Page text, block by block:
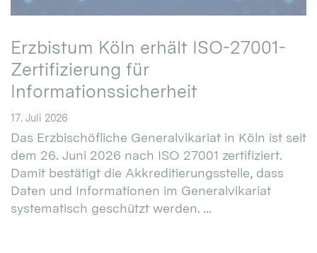
Erzbistum Köln erhält ISO-27001-
Zertifizierung für
Informationssicherheit
17. Juli 2026
Das Erzbischöfliche Generalvikariat in Köln ist seit
dem 26. Juni 2026 nach ISO 27001 zertifiziert.
Damit bestätigt die Akkreditierungsstelle, dass
Daten und Informationen im Generalvikariat
systematisch geschützt werden. ...